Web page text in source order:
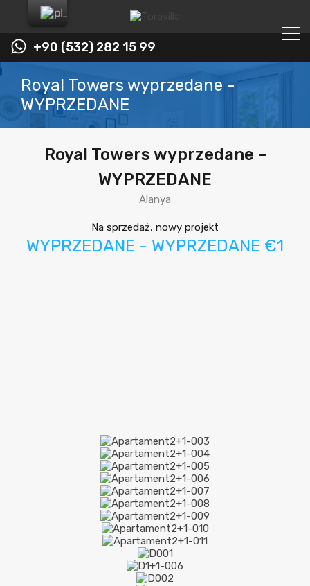
+90 (532) 282 15 99
Royal Towers wyprzedane -
WYPRZEDANE
Royal Towers wyprzedane -
WYPRZEDANE
Alanya
Na sprzedaż, nowy projekt
WYPRZEDANE - WYPRZEDANE €1